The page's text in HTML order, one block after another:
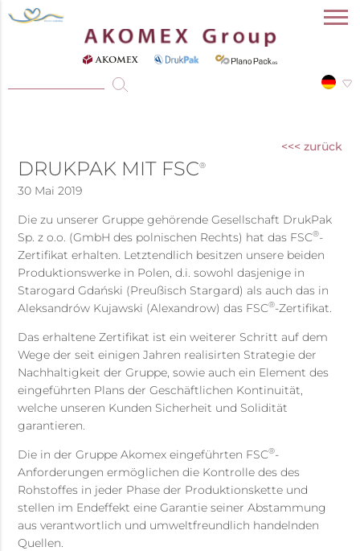
<<< zurück
DRUKPAK MIT FSC®
30 Mai 2019
Die zu unserer Gruppe gehörende Gesellschaft DrukPak
Sp. z o.o. (GmbH des polnischen Rechts) hat das FSC®-
Zertifikat erhalten. Letztendlich besitzen unsere beiden
Produktionswerke in Polen, d.i. sowohl dasjenige in
Starogard Gdański (Preußisch Stargard) als auch das in
Aleksandrów Kujawski (Alexandrow) das FSC®-Zertifikat.
Das erhaltene Zertifikat ist ein weiterer Schritt auf dem
Wege der seit einigen Jahren realisirten Strategie der
Nachhaltigkeit der Gruppe, sowie auch ein Element des
eingeführten Plans der Geschäftlichen Kontinuität,
welche unseren Kunden Sicherheit und Solidität
garantieren.
Die in der Gruppe Akomex eingeführten FSC®-
Anforderungen ermöglichen die Kontrolle des des
Rohstoffes in jeder Phase der Produktionskette und
stellen im Endeffekt eine Garantie seiner Abstammung
aus verantwortlich und umweltfreundlich handelnden
Quellen.